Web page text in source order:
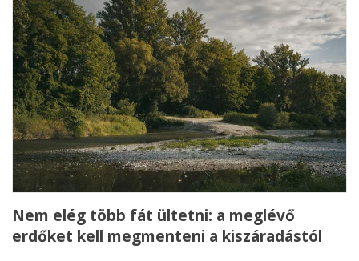
Nem elég több fát ültetni: a meglévő
erdőket kell megmenteni a kiszáradástól